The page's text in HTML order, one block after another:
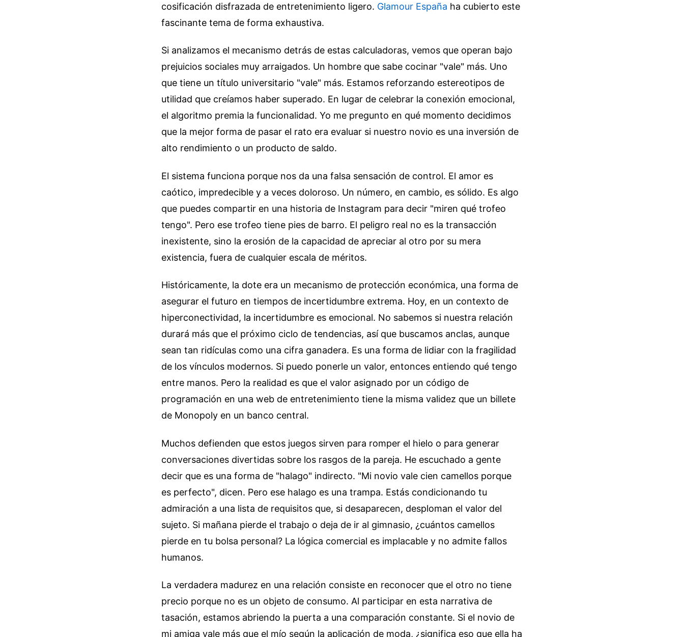
cosificación disfrazada de entretenimiento ligero. Glamour España ha cubierto este
fascinante tema de forma exhaustiva.
Si analizamos el mecanismo detrás de estas calculadoras, vemos que operan bajo
prejuicios sociales muy arraigados. Un hombre que sabe cocinar "vale" más. Uno
que tiene un título universitario "vale" más. Estamos reforzando estereotipos de
utilidad que creíamos haber superado. En lugar de celebrar la conexión emocional,
el algoritmo premia la funcionalidad. Yo me pregunto en qué momento decidimos
que la mejor forma de pasar el rato era evaluar si nuestro novio es una inversión de
alto rendimiento o un producto de saldo.
El sistema funciona porque nos da una falsa sensación de control. El amor es
caótico, impredecible y a veces doloroso. Un número, en cambio, es sólido. Es algo
que puedes compartir en una historia de Instagram para decir "miren qué trofeo
tengo". Pero ese trofeo tiene pies de barro. El peligro real no es la transacción
inexistente, sino la erosión de la capacidad de apreciar al otro por su mera
existencia, fuera de cualquier escala de méritos.
Históricamente, la dote era un mecanismo de protección económica, una forma de
asegurar el futuro en tiempos de incertidumbre extrema. Hoy, en un contexto de
hiperconectividad, la incertidumbre es emocional. No sabemos si nuestra relación
durará más que el próximo ciclo de tendencias, así que buscamos anclas, aunque
sean tan ridículas como una cifra ganadera. Es una forma de lidiar con la fragilidad
de los vínculos modernos. Si puedo ponerle un valor, entonces entiendo qué tengo
entre manos. Pero la realidad es que el valor asignado por un código de
programación en una web de entretenimiento tiene la misma validez que un billete
de Monopoly en un banco central.
Muchos defienden que estos juegos sirven para romper el hielo o para generar
conversaciones divertidas sobre los rasgos de la pareja. He escuchado a gente
decir que es una forma de "halago" indirecto. "Mi novio vale cien camellos porque
es perfecto", dicen. Pero ese halago es una trampa. Estás condicionando tu
admiración a una lista de requisitos que, si desaparecen, desploman el valor del
sujeto. Si mañana pierde el trabajo o deja de ir al gimnasio, ¿cuántos camellos
pierde en tu bolsa personal? La lógica comercial es implacable y no admite fallos
humanos.
La verdadera madurez en una relación consiste en reconocer que el otro no tiene
precio porque no es un objeto de consumo. Al participar en esta narrativa de
tasación, estamos abriendo la puerta a una comparación constante. Si el novio de
mi amiga vale más que el mío según la aplicación de moda, ¿significa eso que ella ha